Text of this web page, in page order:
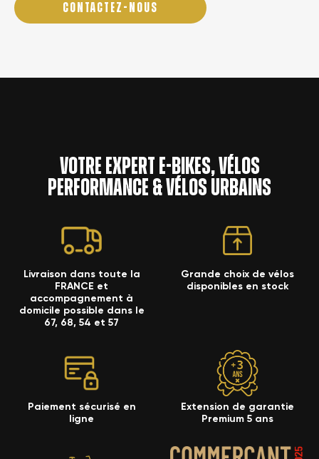
CONTACTEZ-NOUS
Votre expert e-bikes, vélos
performance & vélos urbains
Livraison dans toute la
FRANCE et
accompagnement à
domicile possible dans le
67, 68, 54 et 57
Grande choix de vélos
disponibles en stock
Paiement sécurisé en
ligne
Extension de garantie
Premium 5 ans